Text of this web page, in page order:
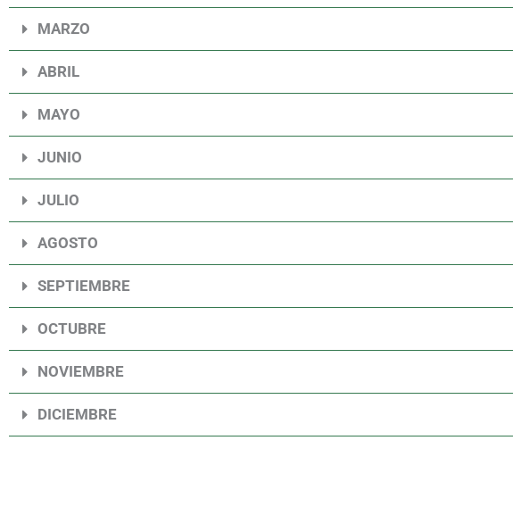
MARZO
ABRIL
MAYO
JUNIO
JULIO
AGOSTO
SEPTIEMBRE
OCTUBRE
NOVIEMBRE
DICIEMBRE